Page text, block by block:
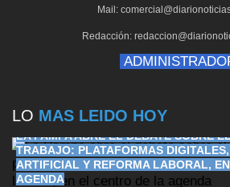
Mail:
Redacción:
LO MAS LEIDO HOY
LA PAMPA ABRE EL DEBATE SOBRE
TRABAJO: PLATAFORMAS
ARTIFICIAL Y REFORMA LABORAL,
AGENDA